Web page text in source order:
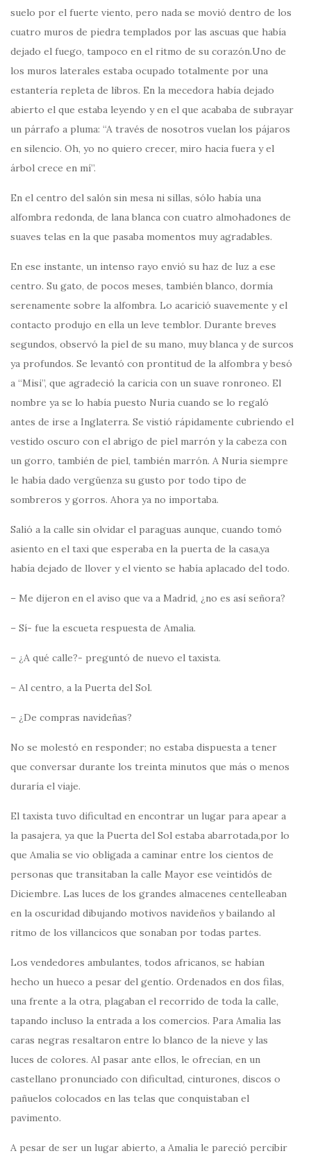
suelo por el fuerte viento, pero nada se movió dentro de los
cuatro muros de piedra templados por las ascuas que había
dejado el fuego, tampoco en el ritmo de su corazón.Uno de
los muros laterales estaba ocupado totalmente por una
estantería repleta de libros. En la mecedora había dejado
abierto el que estaba leyendo y en el que acababa de subrayar
un párrafo a pluma: “A través de nosotros vuelan los pájaros
en silencio. Oh, yo no quiero crecer, miro hacia fuera y el
árbol crece en mí”.
En el centro del salón sin mesa ni sillas, sólo había una
alfombra redonda, de lana blanca con cuatro almohadones de
suaves telas en la que pasaba momentos muy agradables.
En ese instante, un intenso rayo envió su haz de luz a ese
centro. Su gato, de pocos meses, también blanco, dormía
serenamente sobre la alfombra. Lo acarició suavemente y el
contacto produjo en ella un leve temblor. Durante breves
segundos, observó la piel de su mano, muy blanca y de surcos
ya profundos. Se levantó con prontitud de la alfombra y besó
a “Misi”, que agradeció la caricia con un suave ronroneo. El
nombre ya se lo había puesto Nuria cuando se lo regaló
antes de irse a Inglaterra. Se vistió rápidamente cubriendo el
vestido oscuro con el abrigo de piel marrón y la cabeza con
un gorro, también de piel, también marrón. A Nuria siempre
le había dado vergüenza su gusto por todo tipo de
sombreros y gorros. Ahora ya no importaba.
Salió a la calle sin olvidar el paraguas aunque, cuando tomó
asiento en el taxi que esperaba en la puerta de la casa,ya
había dejado de llover y el viento se había aplacado del todo.
– Me dijeron en el aviso que va a Madrid, ¿no es así señora?
– Sí- fue la escueta respuesta de Amalia.
– ¿A qué calle?- preguntó de nuevo el taxista.
– Al centro, a la Puerta del Sol.
– ¿De compras navideñas?
No se molestó en responder; no estaba dispuesta a tener
que conversar durante los treinta minutos que más o menos
duraría el viaje.
El taxista tuvo dificultad en encontrar un lugar para apear a
la pasajera, ya que la Puerta del Sol estaba abarrotada,por lo
que Amalia se vio obligada a caminar entre los cientos de
personas que transitaban la calle Mayor ese veintidós de
Diciembre. Las luces de los grandes almacenes centelleaban
en la oscuridad dibujando motivos navideños y bailando al
ritmo de los villancicos que sonaban por todas partes.
Los vendedores ambulantes, todos africanos, se habían
hecho un hueco a pesar del gentío. Ordenados en dos filas,
una frente a la otra, plagaban el recorrido de toda la calle,
tapando incluso la entrada a los comercios. Para Amalia las
caras negras resaltaron entre lo blanco de la nieve y las
luces de colores. Al pasar ante ellos, le ofrecían, en un
castellano pronunciado con dificultad, cinturones, discos o
pañuelos colocados en las telas que conquistaban el
pavimento.
A pesar de ser un lugar abierto, a Amalia le pareció percibir